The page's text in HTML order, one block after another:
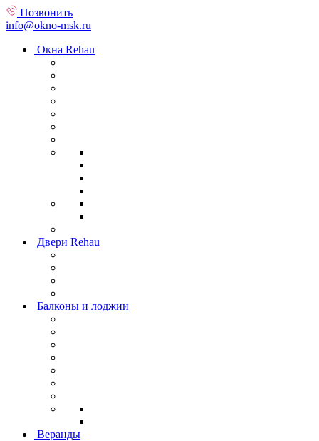
Позвонить
info@okno-msk.ru
Окна Rehau
Двери Rehau
Балконы и лоджии
Веранды